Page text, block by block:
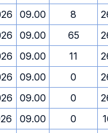
09.00 8
09.00 65
09.00 11
09.00 0
09.00 0
09.00 0